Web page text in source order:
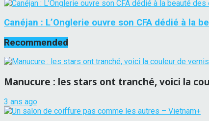
Canéjan : L’Onglerie ouvre son CFA dédié à la
Recommended
Manucure : les stars ont tranché, voici la
3 ans ago